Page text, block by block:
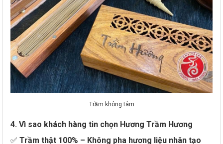
Trầm không tâm
4. Vì sao khách hàng tin chọn Hương Trầm Hương
✅ Trầm thật 100% – Không pha hương liệu nhân tạo